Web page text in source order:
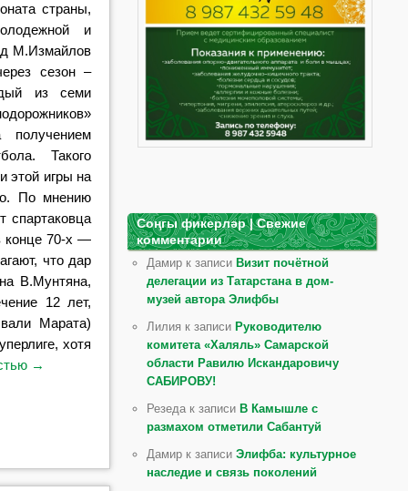
страны,
и
М.Измайлов
сезон –
из семи
получением
Такого
этой игры на
По мнению
спартаковца
конце 70-х —
что дар
В.Мунтяна,
12 лет,
Марата)
хотя
→
Соңгы фикерләр | Свежие
комментарии
Дамир к записи Визит почётной
делегации из Татарстана в дом-
музей автора Элифбы
Лилия к записи Руководителю
комитета «Халяль» Самарской
области Равилю Искандаровичу
САБИРОВУ!
Резеда к записи В Камышле с
размахом отметили Сабантуй
Дамир к записиЭлифба: культурное
наследие и связь поколений